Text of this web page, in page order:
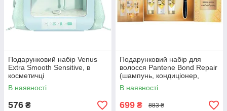
Подарунковий набір Venus
Extra Smooth Sensitive, в
косметичці
В наявності
576 ₴
Подарунковий набір для
волосся Pantene Bond Repair
(шампунь, кондиціонер,
відновлююча сироватка,
щітка)
В наявності
699 ₴ 883 ₴